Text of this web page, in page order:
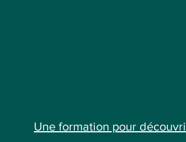
Une formation pour